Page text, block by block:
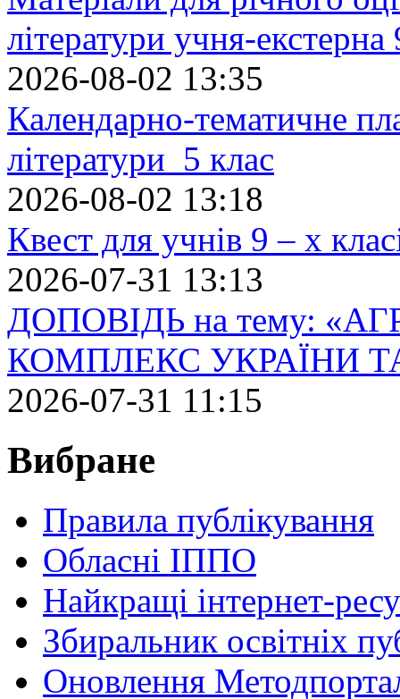
літератури учня-екстерна
2026-08-02 13:35
Календарно-тематичне
літератури 5 клас
2026-08-02 13:18
Квест для учнів 9 – х
2026-07-31 13:13
ДОПОВІДЬ на тему:
КОМПЛЕКС УКРАЇНИ
2026-07-31 11:15
Вибране
Правила публікування
Обласні ІППО
Найкращі інтернет-
Збиральник освітніх
Оновлення